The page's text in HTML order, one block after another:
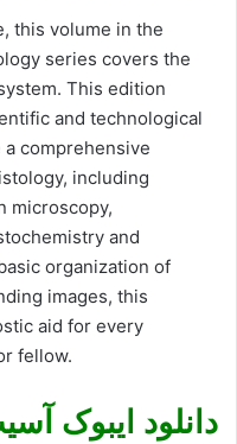
this volume in the
series covers the
This edition
and technological
comprehensive
including
microscopy,
and
organization of
images, this
aid for every
fellow.
دانلود ایبوک